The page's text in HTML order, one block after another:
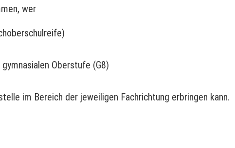
wer
Oberstufe (G8)
im Bereich der jeweiligen Fachrichtung erbringen kann.